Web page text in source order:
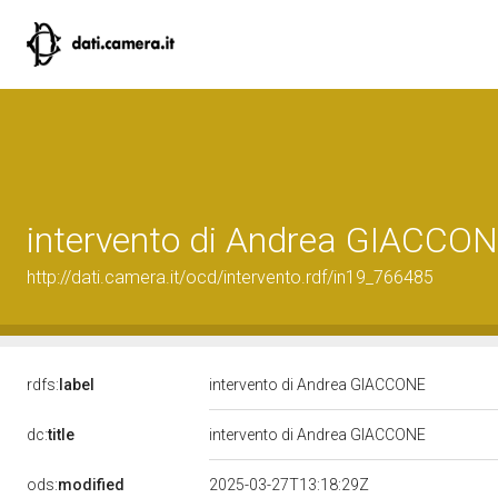
intervento di Andrea
http://dati.camera.it/ocd/intervento.rdf/in19_766485
rdfs: label intervento di Andrea GIACCONE
dc:title intervento di Andrea GIACCONE
ods:modified 2025-03-27T13:18:29Z